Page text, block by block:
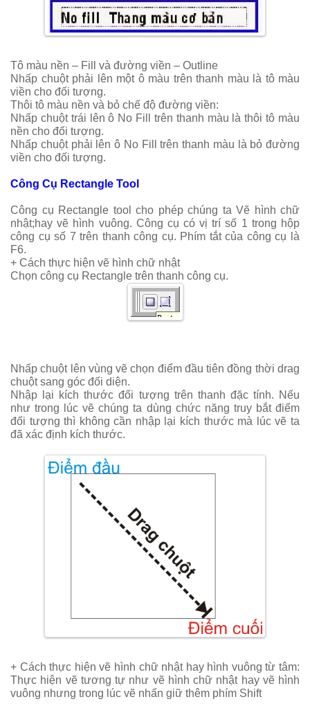
Tô màu nền – Fill và đường viền – Outline
Nhấp chuột phải lên một ô màu trên thanh màu là tô màu
viền cho đối tượng.
Thôi tô màu nền và bỏ chế độ đường viền:
Nhấp chuột trái lên ô No Fill trên thanh màu là thôi tô màu
nền cho đối tượng.
Nhấp chuột phải lên ô No Fill trên thanh màu là bỏ đường
viền cho đối tượng.
Công Cụ Rectangle Tool
Công cụ Rectangle tool cho phép chúng ta Vẽ hình chữ
nhật;hay vẽ hình vuông. Công cụ có vị trí số 1 trong hộp
công cụ số 7 trên thanh công cụ. Phím tắt của công cụ là
F6.
+ Cách thực hiện vẽ hình chữ nhật
Chọn công cụ Rectangle trên thanh công cụ.
Nhấp chuột lên vùng vẽ chọn điểm đầu tiên đồng thời drag
chuột sang góc đối diện.
Nhập lại kích thước đối tượng trên thanh đặc tính. Nếu
như trong lúc vẽ chúng ta dùng chức năng truy bắt điểm
đối tượng thì không cần nhập lại kích thước mà lúc vẽ ta
đã xác định kích thước.
+ Cách thực hiện vẽ hình chữ nhật hay hình vuông từ tâm:
Thực hiện vẽ tương tự như vẽ hình chữ nhật hay vẽ hình
vuông nhưng trong lúc vẽ nhấn giữ thêm phím Shift